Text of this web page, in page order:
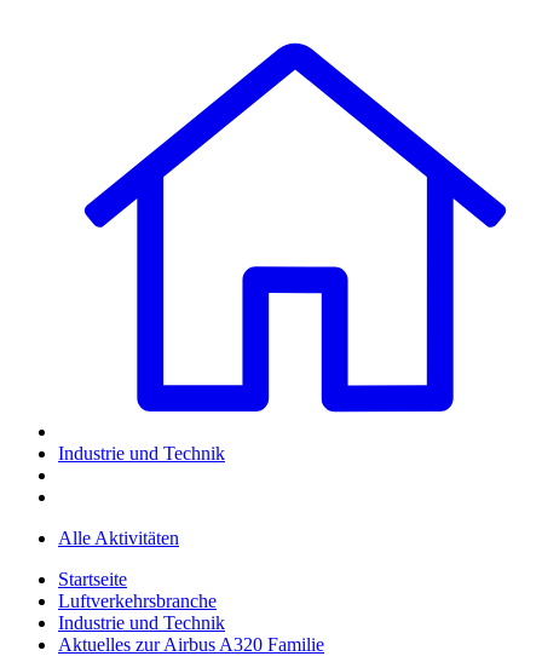
Industrie und Technik
Alle Aktivitäten
Startseite
Luftverkehrsbranche
Industrie und Technik
Aktuelles zur Airbus A320 Familie